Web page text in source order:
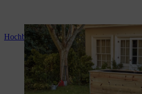
Hochbeet selber bauen